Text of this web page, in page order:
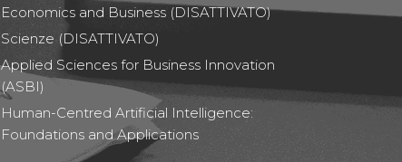
Economics and Business (DISATTIVATO)
Scienze (DISATTIVATO)
Applied Sciences for Business Innovation
(ASBI)
Human-Centred Artificial Intelligence:
Foundations and Applications